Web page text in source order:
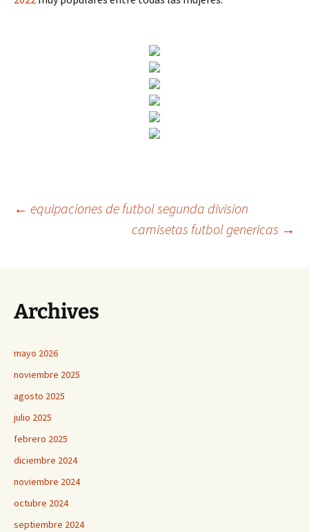
Navegación
entradas
← equipaciones de futbol segunda division
camisetas futbol genericas →
Archives
mayo 2026
noviembre 2025
agosto 2025
julio 2025
febrero 2025
diciembre 2024
noviembre 2024
octubre 2024
septiembre 2024